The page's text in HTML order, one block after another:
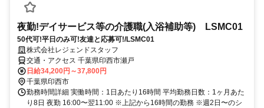
夜勤!デイサービス等の介護職(入浴補助等) LSMC01
50代可!平日のみ可!友達と応募可!/LSMC01
株式会社レジェンドスタッフ
交通・アクセス 千葉県印西市瀬戸
日給34,200円～37,800円
千葉県印西市
勤務時間詳細 実働時間：1日あたり16時間 平均勤務日数：1ヶ月あた
り8日 夜勤 16:00〜翌11:00 ※上記から16時間の勤務 ※週2日〜のシ